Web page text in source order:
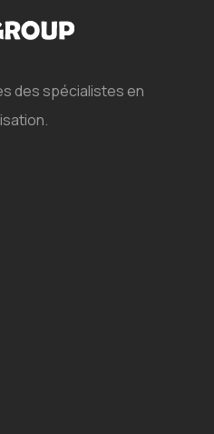
des spécialistes en